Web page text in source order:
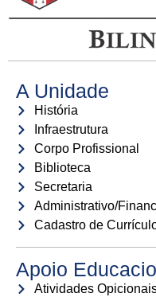
A Unidade
História
Infraestrutura
Corpo Profissional
Biblioteca
Secretaria
Administrativo/
Cadastro de
Apoio
Atividades